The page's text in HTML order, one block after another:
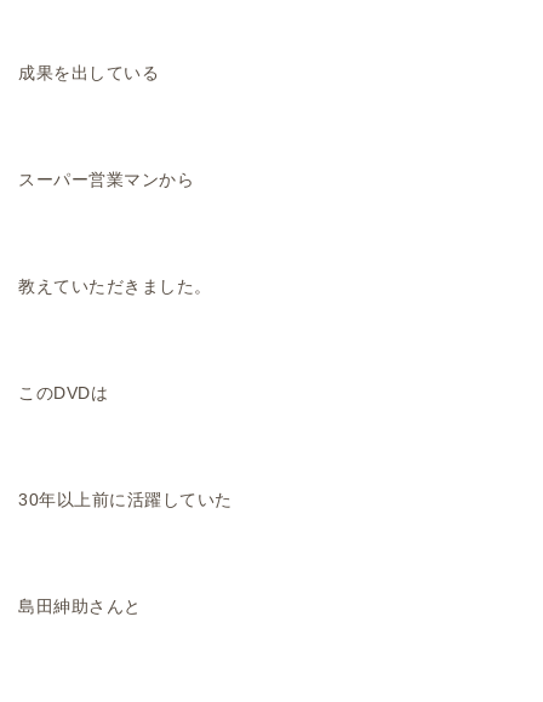
成果を出している
スーパー営業マンから
教えていただきました。
このDVDは
30年以上前に活躍していた
島田紳助さんと